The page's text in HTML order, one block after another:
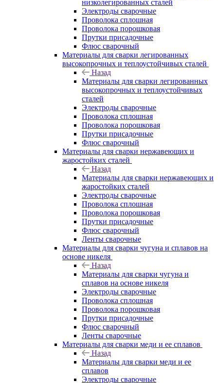
низколегированных сталей
Электроды сварочные
Проволока сплошная
Проволока порошковая
Прутки присадочные
Флюс сварочный
Материалы для сварки легированных
высокопрочных и теплоустойчивых сталей
Назад
Материалы для сварки легированных
высокопрочных и теплоустойчивых
сталей
Электроды сварочные
Проволока сплошная
Проволока порошковая
Прутки присадочные
Флюс сварочный
Материалы для сварки нержавеющих и
жаростойких сталей
Назад
Материалы для сварки нержавеющих и
жаростойких сталей
Электроды сварочные
Проволока сплошная
Проволока порошковая
Прутки присадочные
Флюс сварочный
Ленты сварочные
Материалы для сварки чугуна и сплавов на
основе никеля
Назад
Материалы для сварки чугуна и
сплавов на основе никеля
Электроды сварочные
Проволока сплошная
Проволока порошковая
Прутки присадочные
Флюс сварочный
Ленты сварочные
Материалы для сварки меди и ее сплавов
Назад
Материалы для сварки меди и ее
сплавов
Электроды сварочные